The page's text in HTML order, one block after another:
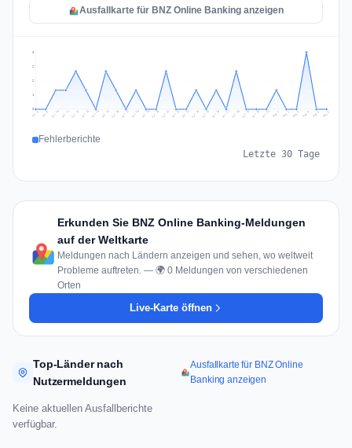
Ausfallkarte für BNZ Online Banking anzeigen
1
2
2
3
Jul 8 Jul 9 Jul 10 Jul 11 Jul 12 Jul 13 Jul 14 Jul 15 Jul 16 Jul 17 Jul 18 Jul 19 Jul 20 Jul 21 Jul 22 Jul 23 Jul 24 Jul 25 Jul 26 Jul 27 Jul 28 Jul 29 Jul 30 Jul 31 Aug 1 Aug 2 Aug 3 Aug 4 Aug 5 Aug 6
Fehlerberichte
Letzte 30 Tage
Erkunden Sie BNZ Online Banking-Meldungen
auf der Weltkarte
Meldungen nach Ländern anzeigen und sehen, wo weltweit
Probleme auftreten. — 🌍 0 Meldungen von verschiedenen
Orten
Live-Karte öffnen
Top-Länder nach
Nutzermeldungen
Ausfallkarte für BNZ Online
Banking anzeigen
Keine aktuellen Ausfallberichte
verfügbar.